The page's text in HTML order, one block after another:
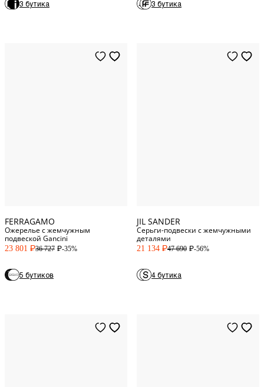
3 бутика 3 бутика
FERRAGAMO
Ожерелье с жемчужным
подвеской Gancini
23 801 P36 727 P-35%
5 бутиков
JIL SANDER
Серьги-подвески с жемчужными
деталями
21 134 P47 690 P-56%
4 бутика
1 FR
One Size